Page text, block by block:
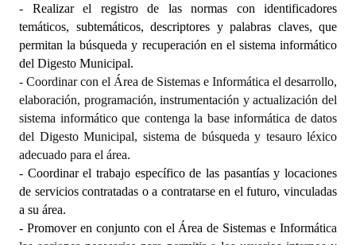
- Realizar el registro de las normas con identificadores
temáticos, subtemáticos, descriptores y palabras claves, que
permitan la búsqueda y recuperación en el sistema informático
del Digesto Municipal.
- Coordinar con el Área de Sistemas e Informática el desarrollo,
elaboración, programación, instrumentación y actualización del
sistema informático que contenga la base informática de datos
del Digesto Municipal, sistema de búsqueda y tesauro léxico
adecuado para el área.
- Coordinar el trabajo específico de las pasantías y locaciones
de servicios contratadas o a contratarse en el futuro, vinculadas
a su área.
- Promover en conjunto con el Área de Sistemas e Informática